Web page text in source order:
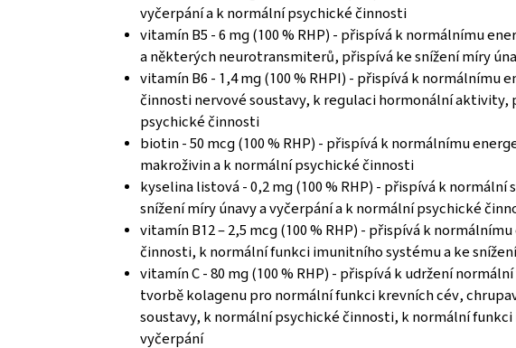
vyčerpání a k normální psychické činnosti
vitamín B5 - 6 mg (100 % RHP) - přispívá k normálnímu
a některých neurotransmiterů, přispívá ke snížení míry
vitamín B6 - 1,4 mg (100 % RHPI) - přispívá k
činnosti nervové soustavy, k regulaci hormonální
psychické činnosti
biotin - 50 mcg (100 % RHP) - přispívá k normálnímu
makroživin a k normální psychické činnosti
kyselina listová - 0,2 mg (100 % RHP) - přispívá k
snížení míry únavy a vyčerpání a k normální psychické
vitamín B12 – 2,5 mcg (100 % RHP) - přispívá k
činnosti, k normální funkci imunitního systému a ke
vitamín C - 80 mg (100 % RHP) - přispívá k udržení
tvorbě kolagenu pro normální funkci krevních cév,
soustavy, k normální psychické činnosti, k normální
vyčerpání